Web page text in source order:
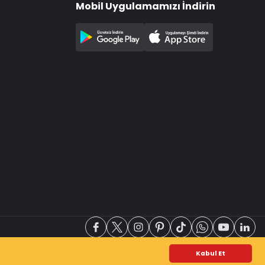
Kabul Et
Mobil Uygulamamızı İndirin